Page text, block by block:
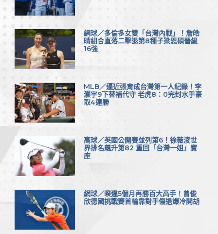
網球／多倫多女雙「台灣內戰」！詹皓
晴組合直落二擊退第8種子梁恩碩晉級
16強
MLB／逼近張育成台灣第一人紀錄！李
灝宇9下替補代守 老虎8：0完封水手豪
取4連勝
高球／英國公開賽並列第6！徐薇淩世
界排名飆升第82 重回「台灣一姐」寶
座
網球／暌違5個月再勝百大高手！曾俊
欣德國挑戰賽首輪靠對手傷退爆冷開胡